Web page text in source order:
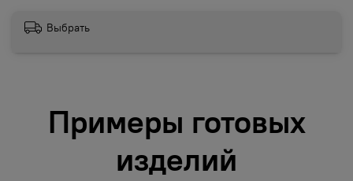
Выбрать
Примеры готовых
изделий